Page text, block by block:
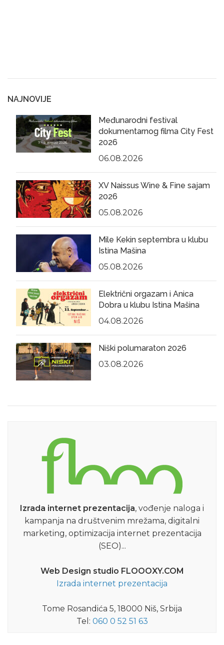
NAJNOVIJE
Međunarodni festival
dokumentarnog filma City Fest
2026
06.08.2026
XV Naissus Wine & Fine sajam
2026
05.08.2026
Mile Kekin septembra u klubu
Istina Mašina
05.08.2026
Električni orgazam i Anica
Dobra u klubu Istina Mašina
04.08.2026
Niški polumaraton 2026
03.08.2026
Izrada internet prezentacija, vođenje naloga i
kampanja na društvenim mrežama, digitalni
marketing, optimizacija internet prezentacija
(SEO)...
Web Design studio FLOOOXY.COM
Izrada internet prezentacija
Tome Rosandića 5, 18000 Niš, Srbija
Tel: 060 0 52 51 63